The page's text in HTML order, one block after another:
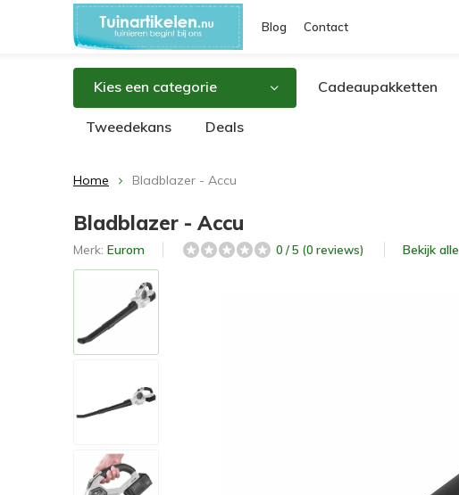
Blog Contact
Kies een categorie Cadeaupakketten
Tweedekans Deals
Home Bladblazer - Accu
Bladblazer - Accu
Merk: Eurom 0 / 5 (0 reviews) Bekijk alle